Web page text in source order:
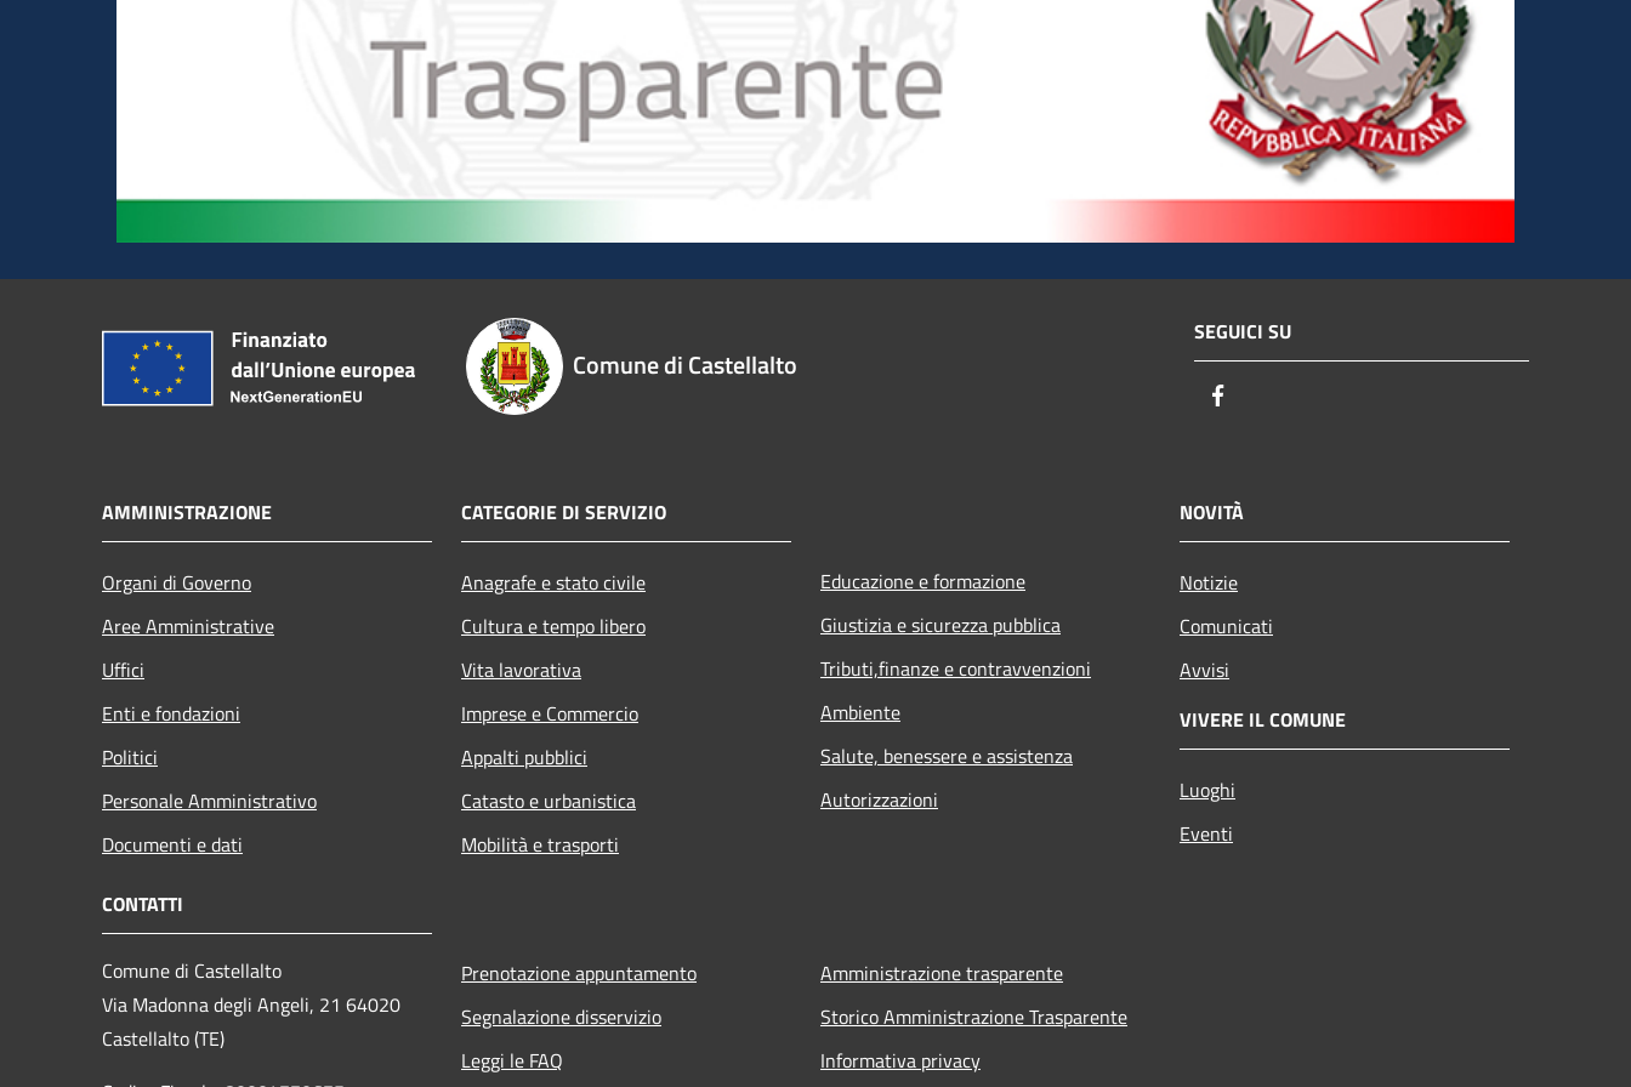
Comune di Castellalto
SEGUICI SU
AMMINISTRAZIONE
Organi di Governo
Aree Amministrative
Uffici
Enti e fondazioni
Politici
Personale Amministrativo
Documenti e dati
CATEGORIE DI SERVIZIO
Anagrafe e stato civile
Cultura e tempo libero
Vita lavorativa
Imprese e Commercio
Appalti pubblici
Catasto e urbanistica
Mobilità e trasporti
Educazione e formazione
Giustizia e sicurezza pubblica
Tributi,finanze e contravvenzioni
Ambiente
Salute, benessere e assistenza
Autorizzazioni
NOVITÀ
Notizie
Comunicati
Avvisi
VIVERE IL COMUNE
Luoghi
Eventi
CONTATTI
Comune di Castellalto
Via Madonna degli Angeli, 21 64020
Castellalto (TE)
Prenotazione appuntamento
Segnalazione disservizio
Leggi le FAQ
Amministrazione trasparente
Storico Amministrazione Trasparente
Informativa privacy